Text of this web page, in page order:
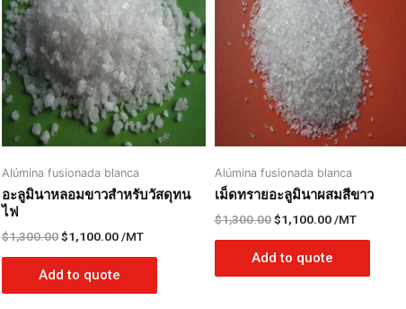
Alúmina fusionada blanca
อะลูมินาหลอมขาวสำหรับวัสดุทน
ไฟ
$1,300.00$1,100.00/MT
Add to quote
Alúmina fusionada blanca
เม็ดทรายอะลูมินาผสมสีขาว
$1,300.00 $1,100.00/MT
Add to quote